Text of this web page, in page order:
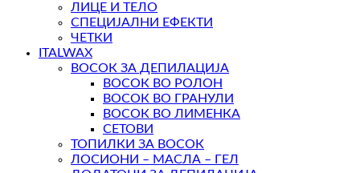
ЛИЦЕ И ТЕЛО
СПЕЦИЈАЛНИ ЕФЕКТИ
ЧЕТКИ
ITALWAX
ВОСОК ЗА ДЕПИЛАЦИЈА
ВОСОК ВО РОЛОН
ВОСОК ВО ГРАНУЛИ
ВОСОК ВО ЛИМЕНКА
СЕТОВИ
ТОПИЛКИ ЗА ВОСОК
ЛОСИОНИ – МАСЛА – ГЕЛ